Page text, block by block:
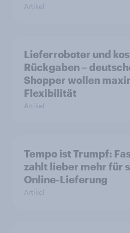
Artikel
Lieferroboter und
Rückgaben –
Shopper wollen
Flexibilität
Artikel
Tempo ist Trumpf:
zahlt lieber mehr für
Online-Lieferung
Artikel